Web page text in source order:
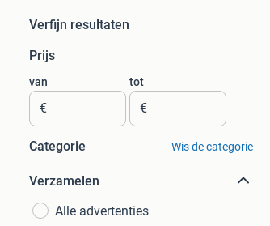
Verfijn resultaten
Prijs
van
€
tot
€
Categorie Wis de categorie
Verzamelen
Alle advertenties